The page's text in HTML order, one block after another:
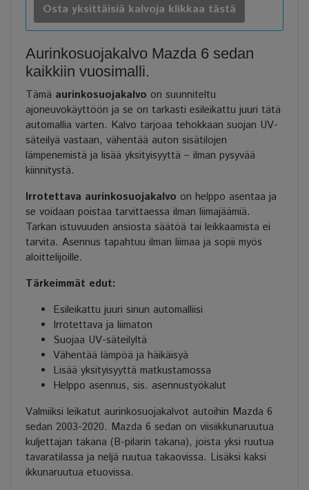
Osta yksittäisiä kalvoja klikkaa tästä
Aurinkosuojakalvo Mazda 6 sedan
kaikkiin vuosimalli.
Tämä aurinkosuojakalvo on suunniteltu
ajoneuvokäyttöön ja se on tarkasti esileikattu juuri tätä
automallia varten. Kalvo tarjoaa tehokkaan suojan UV-
säteilyä vastaan, vähentää auton sisätilojen
lämpenemistä ja lisää yksityisyyttä – ilman pysyvää
kiinnitystä.
Irrotettava aurinkosuojakalvo on helppo asentaa ja
se voidaan poistaa tarvittaessa ilman liimajäämiä.
Tarkan istuvuuden ansiosta säätöä tai leikkaamista ei
tarvita. Asennus tapahtuu ilman liimaa ja sopii myös
aloittelijoille.
Tärkeimmät edut:
Esileikattu juuri sinun automalliisi
Irrotettava ja liimaton
Suojaa UV-säteilyltä
Vähentää lämpöä ja häikäisyä
Lisää yksityisyyttä matkustamossa
Helppo asennus, sis. asennustyökalut
Valmiiksi leikatut aurinkosuojakalvot autoihin Mazda 6
sedan 2003-2020. Mazda 6 sedan on viisiikkunaruutua
kuljettajan takana (B-pilarin takana), joista yksi ruutua
tavaratilassa ja neljä ruutua takaovissa. Lisäksi kaksi
ikkunaruutua etuovissa.